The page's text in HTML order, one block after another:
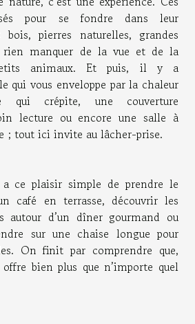
pour se fondre dans leur
pierres naturelles, grandes
rien manquer de la vue et de la
animaux. Et puis, il y a
qui vous enveloppe par la chaleur
qui crépite, une couverture
lecture ou encore une salle à
; tout ici invite au lâcher-prise.
ce plaisir simple de prendre le
café en terrasse, découvrir les
autour d’un dîner gourmand ou
sur une chaise longue pour
On finit par comprendre que,
bien plus que n’importe quel